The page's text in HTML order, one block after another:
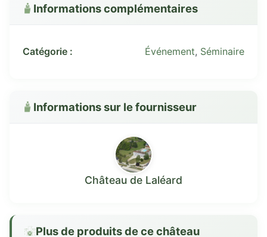
Informations complémentaires
Catégorie : Événement, Séminaire
Informations sur le fournisseur
Château de Laléard
Plus de produits de ce château